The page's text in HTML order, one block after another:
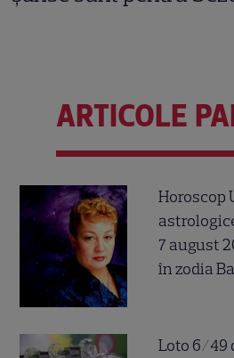
ARTICOLE
Horoscop
7 august
în zodia
Loto 6/49